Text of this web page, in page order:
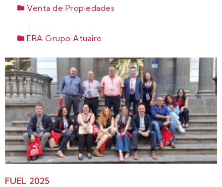
Venta de Propiedades
ERA Grupo Atuaire
FUEL 2025